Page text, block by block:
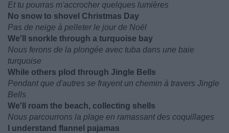
Et tu pourras m'accrocher quelques lumières
No snow to shovel Christmas Day
Pas de neige à pelleter le jour de Noël
We'll snorkle through a turquoise bay
Nous ferons de la plongée avec tuba dans une baie
turquoise
While others plod through Jingle Bells
Pendant que d'autres se frayent un chemin à travers Jingle
Bells
We'll roam the beach, collecting shells
Nous parcourrons la plage en ramassant des coquillages
I understand flannel pajamas